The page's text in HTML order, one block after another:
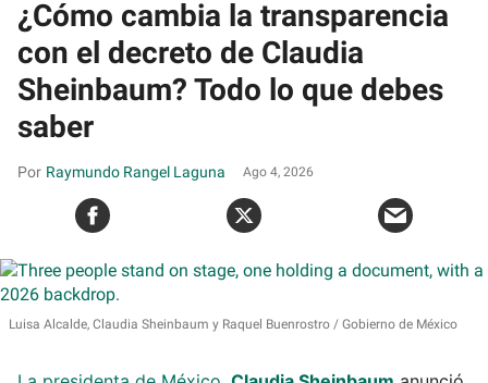
¿Cómo cambia la transparencia
con el decreto de Claudia
Sheinbaum? Todo lo que debes
saber
Raymundo Rangel Laguna Ago 4, 2026
Luisa Alcalde, Claudia Sheinbaum y Raquel Buenrostro Gobierno de México